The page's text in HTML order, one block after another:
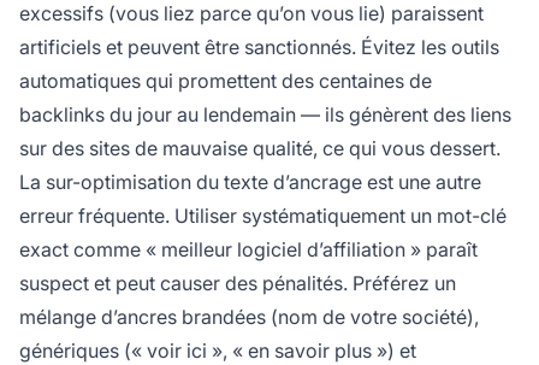
excessifs (vous liez parce qu’on vous lie) paraissent
artificiels et peuvent être sanctionnés. Évitez les outils
automatiques qui promettent des centaines de
backlinks du jour au lendemain — ils génèrent des liens
sur des sites de mauvaise qualité, ce qui vous dessert.
La sur-optimisation du texte d’ancrage est une autre
erreur fréquente. Utiliser systématiquement un mot-clé
exact comme « meilleur logiciel d’affiliation » paraît
suspect et peut causer des pénalités. Préférez un
mélange d’ancres brandées (nom de votre société),
génériques (« voir ici », « en savoir plus ») et